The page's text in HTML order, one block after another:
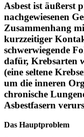
Asbest ist äußerst
nachgewiesenen
Zusammenhang
kurzzeitiger
schwerwiegende
dafür, Krebsarten
(eine seltene
um die inneren
chronische
Asbestfasern
Das Hauptproblem